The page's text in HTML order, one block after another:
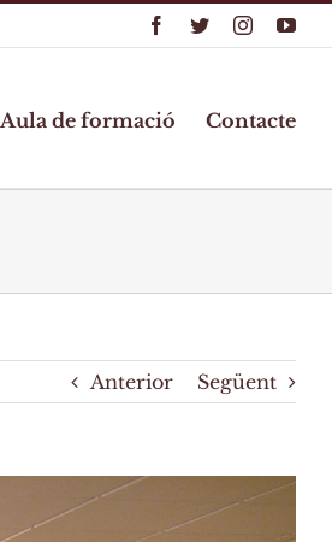
Facebook
TwitterInstagram
Aula de formació Contacte
Anterior Següent